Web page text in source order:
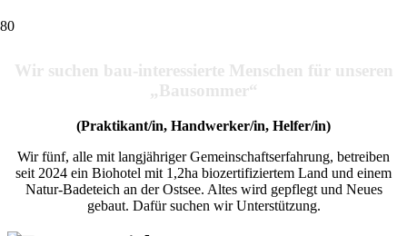
Wir suchen bau-interessierte Menschen für unseren
„Bausommer“
(Praktikant/in, Handwerker/in, Helfer/in)
Wirfünf, alle mit langjähriger Gemeinschaftserfahrung, betreiben
seit 2024 ein Biohotel mit 1,2ha biozertifiziertem Land und einem
Natur-Badeteich an der Ostsee. Alteswird gepflegt und Neues
gebaut. Dafür suchen wir Unterstützung.